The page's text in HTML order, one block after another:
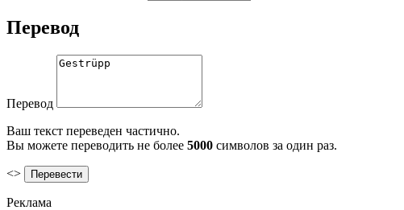
Перевод
Перевод
Ваш текст переведен частично.
Вы можете переводить не более 5000 символов за один раз.
<>
Реклама